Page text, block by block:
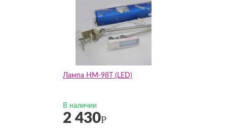
Лампа HM-98T (LED)
В наличии
2 430Р